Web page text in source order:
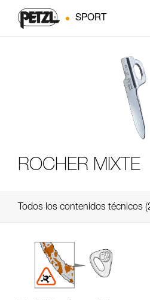
SPORT
ROCHER MIXTE
Todos los contenidos técnicos